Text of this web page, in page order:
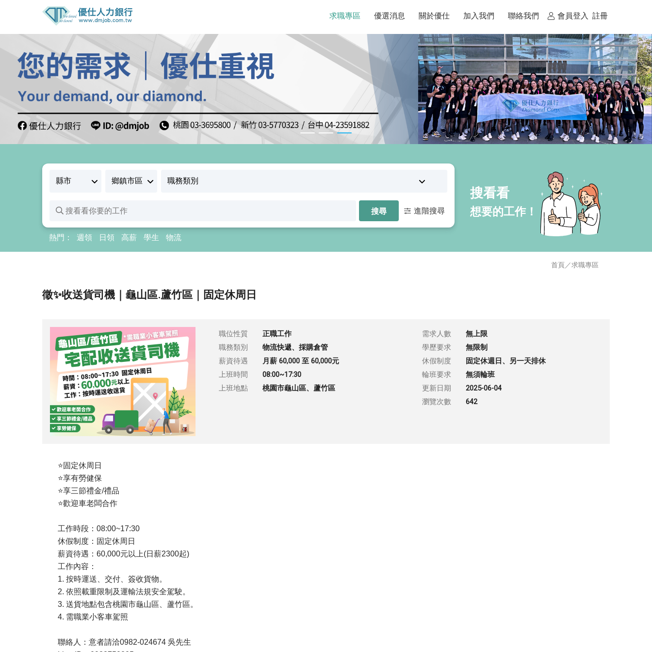
求職專區 優選消息 關於優仕 加入我們 聯絡我們 會員登入 註冊
進階搜尋
熱門： 週領 日領 高薪 學生 物流
首頁／求職專區
徵✨收送貨司機｜龜山區.蘆竹區｜固定休周日
職位性質
正職工作
職務類別
物流快遞、採購倉管
薪資待遇
月薪 60,000 至 60,000元
上班時間
08:00~17:30
上班地點
桃園市龜山區、蘆竹區
需求人數
無上限
學歷要求
無限制
休假制度
固定休週日、另一天排休
輪班要求
無須輪班
更新日期
2025-06-04
瀏覽次數
642
⭐固定休周日
⭐享有勞健保
⭐享三節禮金/禮品
⭐歡迎車老闆合作
工作時段 ： 08:00~17:30
休假制度 ： 固定休周日
薪資待遇 ： 60,000元以上(日薪2300起)
工作內容 ：
1. 按時運送、交付、簽收貨物。
2. 依照載重限制及運輸法規安全駕駛。
3. 送貨地點包含桃園市龜山區、蘆竹區。
4. 需職業小客車駕照
聯絡人 ： 意者請洽0982-024674 吳先生